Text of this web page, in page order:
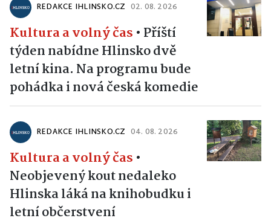
REDAKCE IHLINSKO.CZ 02. 08. 2026
Kultura a volný čas • Příští
týden nabídne Hlinsko dvě
letní kina. Na programu bude
pohádka i nová česká komedie
REDAKCE IHLINSKO.CZ 04. 08. 2026
Kultura a volný čas •
Neobjevený kout nedaleko
Hlinska láká na knihobudku i
letní občerstvení